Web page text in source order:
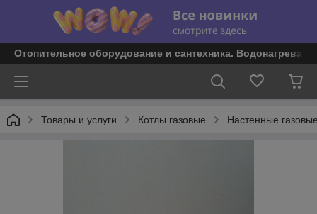
Отопительное оборудование и сантехника.
Товары и услуги Котлы газовые Настенные